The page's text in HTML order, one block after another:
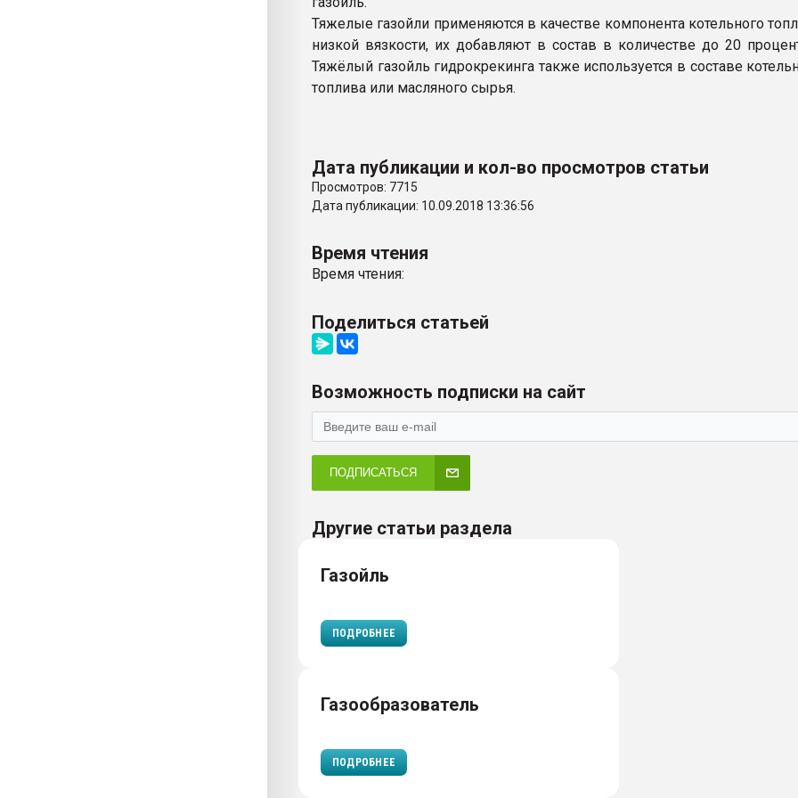
Тяжелые газойли применяются в качестве компонента котельного
низкой вязкости, их добавляют в состав в количестве до 20
Тяжёлый газойль гидрокрекинга также используется в составе
топлива или масляного сырья.
Дата публикации и кол-во просмотров статьи
Просмотров: 7715
Дата публикации: 10.09.2018 13:36:56
Время чтения
Время чтения:
Поделиться статьей
Возможность подписки на сайт
ПОДПИСАТЬСЯ
Другие статьи раздела
Газойль
ПОДРОБНЕЕ
Газообразователь
ПОДРОБНЕЕ